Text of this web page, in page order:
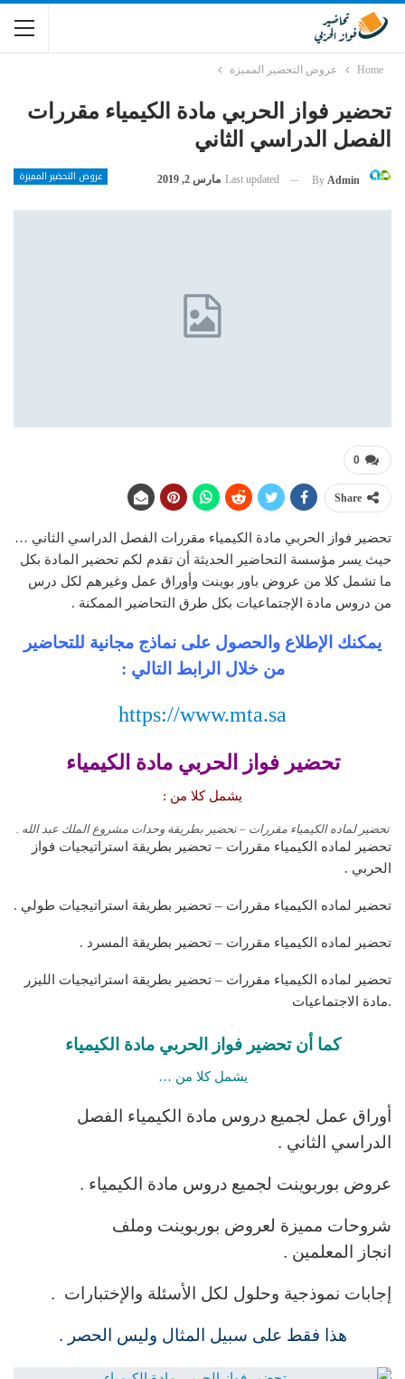
Home عروض التحضير المميزة
تحضير فواز الحربي مادة الكيمياء مقررات
الفصل الدراسي الثاني
عروض التحضير المميزة By Admin
Last updated مارس 2, 2019
0
Share
تحضير فواز الحربي مادة الكيمياء مقررات الفصل الدراسي الثاني …
حيث يسر مؤسسة التحاضير الحديثة أن تقدم لكم تحضير المادة بكل
ما تشمل كلا من عروض باور بوينت وأوراق عمل وغيرهم لكل درس
من دروس مادة الإجتماعيات بكل طرق التحاضير الممكنة .
يمكنك الإطلاع والحصول على نماذج مجانية للتحاضير
من خلال الرابط التالي :
https://www.mta.sa
تحضير فواز الحربي مادة الكيمياء
يشمل كلا من :
تحضير لماده الكيمياء مقررات – تحضير بطريقة وحدات مشروع الملك عبد الله .
تحضير لماده الكيمياء مقررات – تحضير بطريقة استراتيجيات فواز
الحربي .
تحضير لماده الكيمياء مقررات – تحضير بطريقة استراتيجيات طولي .
تحضير لماده الكيمياء مقررات – تحضير بطريقة المسرد .
تحضير لماده الكيمياء مقررات – تحضير بطريقة استراتيجيات الليزر
.مادة الاجتماعيات
كما أن تحضير فواز الحربي مادة الكيمياء
يشمل كلا من …
أوراق عمل لجميع دروس مادة الكيمياء الفصل
الدراسي الثاني .
عروض بوربوينت لجميع دروس مادة الكيمياء .
شروحات مميزة لعروض بوربوينت وملف
انجاز المعلمين .
إجابات نموذجية وحلول لكل الأسئلة والإختبارات .
هذا فقط على سبيل المثال وليس الحصر .